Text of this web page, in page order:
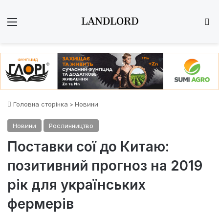
Головна сторінка > Новини
Новини Рослинництво
Поставки сої до Китаю:
позитивний прогноз на 2019
рік для українських
фермерів